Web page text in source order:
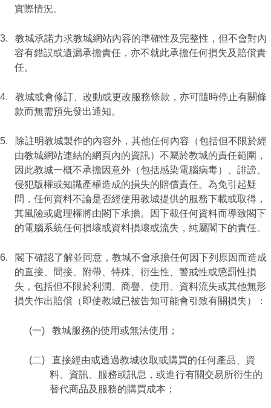
實際情況。
3.
教城承諾力求教城網站內容的準確性及完整性，但不會對內
容有錯誤或遺漏承擔責任，亦不就此承擔任何損失及賠償責
任。
4.
教城或會修訂、改動或更改服務條款，亦可隨時停止有關條
款而無需預先發出通知。
5.
除註明教城製作的內容外，其他任何內容（包括但不限於經
由教城網站連結的網頁內的資訊）不屬於教城的責任範圍，
因此教城一概不承擔因意外（包括感染電腦病毒）、誹謗、
侵犯版權或知識產權造成的損失的賠償責任。為免引起疑
問，任何資料不論是否經使用教城提供的服務下載或取得，
其風險或處理權將由閣下承擔。因下載任何資料而導致閣下
的電腦系統任何損壞或資料損壞或流失，純屬閣下的責任。
6.
閣下確認了解並同意，教城不會承擔任何因下列原因而造成
的直接、間接、附帶、特殊、衍生性、警戒性或懲罰性損
失，包括但不限於利潤、商譽、使用、資料流失或其他無形
損失作出賠償（即使教城已被告知可能會引致有關損失）：
(一) 教城服務的使用或無法使用；
(二)
直接經由或透過教城收取或購買的任何產品、資
料、資訊、服務或訊息，或進行有關交易所衍生的
替代商品及服務的購買成本；